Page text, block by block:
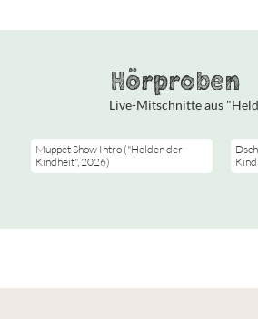
Hörproben
Live-Mitschnitte aus
Durch das Laden von
Youtube-Videos werden
persönliche Daten an
Mehr Infos in unserer
Datenschutzerklärung
Muppet Show Intro ("Helden der
Kindheit", 2026)